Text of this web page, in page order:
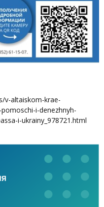
v-altaiskom-krae-
i-denezhnyh-
i-ukrainy_978721.html